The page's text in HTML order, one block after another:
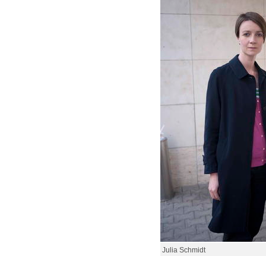
Julia Schmidt